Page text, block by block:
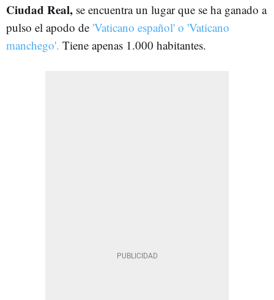
Ciudad Real, se encuentra un lugar que se ha ganado a
pulso el apodo de 'Vaticano español' o 'Vaticano
manchego'. Tiene apenas 1.000 habitantes.